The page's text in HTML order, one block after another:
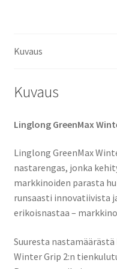
Kuvaus
Kuvaus
Linglong GreenMax
Linglong GreenMax
nastarengas, jonka
markkinoiden parasta
runsaasti innovatiivista
erikoisnastaa –
Suuresta
Winter Grip 2:n